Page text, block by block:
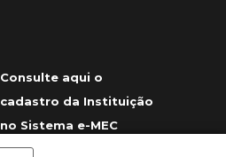
Consulte aqui o
cadastro da Instituição
no Sistema e-MEC